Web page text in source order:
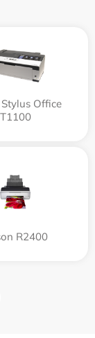
Office
T1100
R2400